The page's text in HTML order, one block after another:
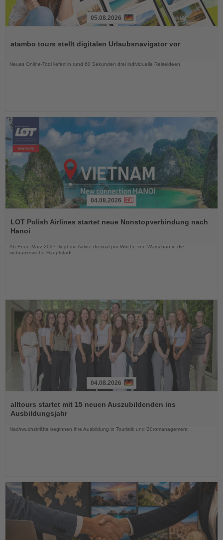
die
05.08.2026
atambo tours stellt digitalen Urlaubsnavigator vor
Neues Online-Tool liefert in rund 60 Sekunden drei individuelle Reiseideen
Sie
die
04.08.2026
LOT Polish Airlines startet neue Nonstopverbindung nach
Hanoi
Ab Ende März 2027 fliegt die Airline dreimal pro Woche von Warschau in die
vietnamesische Hauptstadt
Sie
die
04.08.2026
alltours startet mit 15 neuen Auszubildenden ins
Ausbildungsjahr
Nachwuchskräfte beginnen ihre Ausbildung in Touristik und Büromanagement